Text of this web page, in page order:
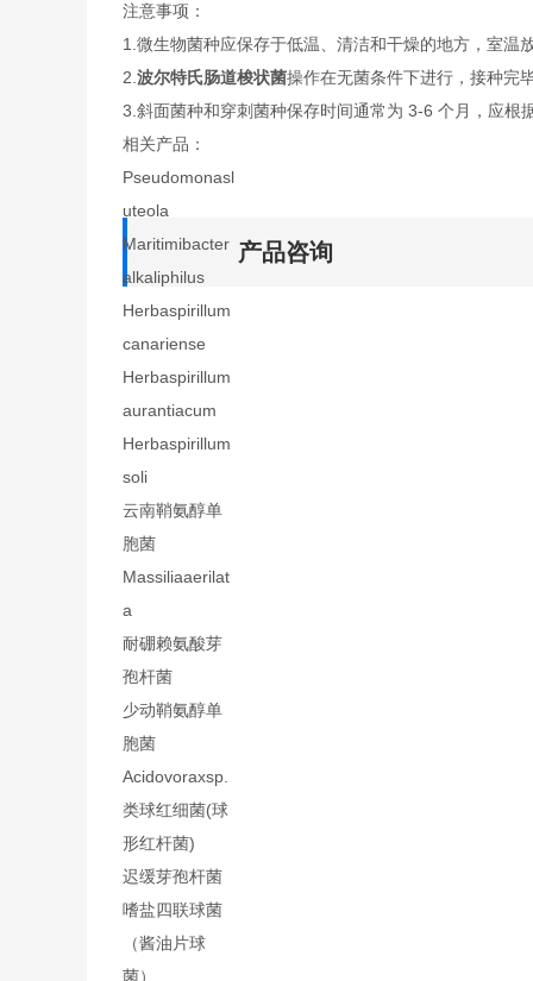
注意事项：
1.微生物菌种应保存于低温、清洁和干燥的地方，室温
2. 波尔特氏肠道梭状菌操作在无菌条件下进行，接种完
3.斜面菌种和穿刺菌种保存时间通常为 3-6 个月，应
相关产品：
Pseudomonasl
uteola
Maritimibacter
alkaliphilus
Herbaspirillum
canariense
Herbaspirillum
aurantiacum
Herbaspirillum
soli
云南鞘氨醇单
胞菌
Massiliaaerilat
a
耐硼赖氨酸芽
孢杆菌
少动鞘氨醇单
胞菌
Acidovoraxsp.
类球红细菌(球
形红杆菌)
迟缓芽孢杆菌
嗜盐四联球菌
（酱油片球
菌）
产品咨询